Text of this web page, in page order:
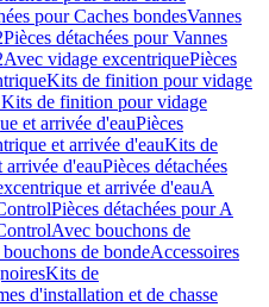
pour Caches bondesVannes
Pièces détachées pour Vannes
Avec vidage excentriquePièces
Kits de finition pour vidage
Kits de finition pour vidage
et arrivée d'eauPièces
et arrivée d'eauKits de
d'eauPièces détachées
et arrivée d'eauA
Pièces détachées pour A
Avec bouchons de
de bondeAccessoires
Kits de
d'installation et de chasse